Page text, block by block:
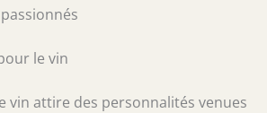
le vin
vin attire des personnalités venues